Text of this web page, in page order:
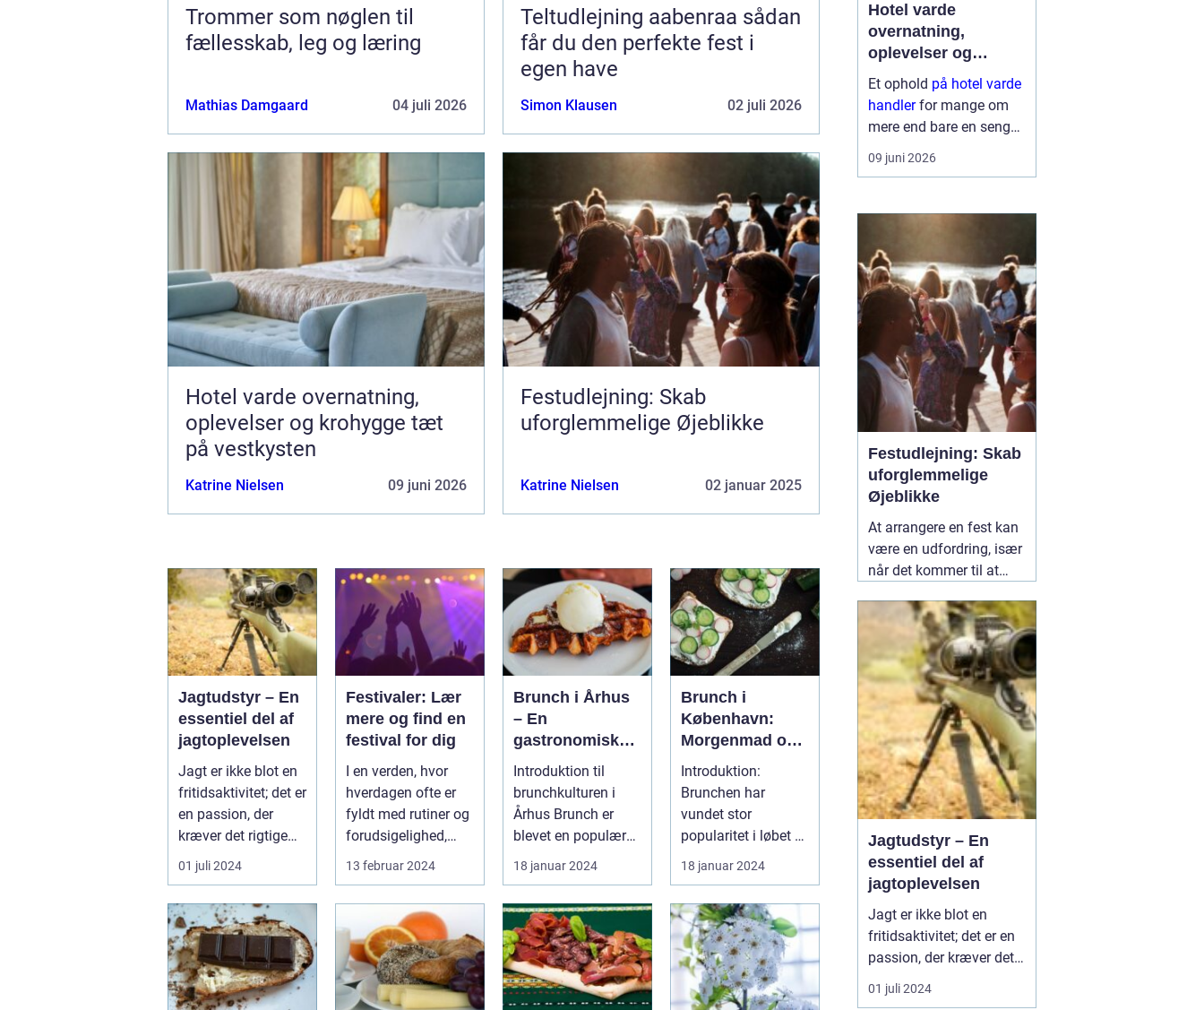
Trommer som nøglen til
fællesskab, leg og læring
Mathias Damgaard 04 juli 2026
Teltudlejning aabenraa sådan
får du den perfekte fest i
egen have
Simon Klausen 02 juli 2026
Hotel varde overnatning,
oplevelser og krohygge tæt
på vestkysten
Katrine Nielsen 09 juni 2026
Festudlejning: Skab
uforglemmelige Øjeblikke
Katrine Nielsen 02 januar 2025
Jagtudstyr – En
essentiel del af
jagtoplevelsen
Jagt er ikke blot en
fritidsaktivitet; det er
en passion, der
kræver det rigtige
udstyr og for...
01 juli 2024
Festivaler: Lær
mere og find en
festival for dig
I en verden, hvor
hverdagen ofte er
fyldt med rutiner og
forudsigelighed,
står festivaler som
13 februar 2024
Brunch i Århus
– En
gastronomisk
rejse gennem
byens bedste
morgenmadssp
ot
Introduktion til
brunchkulturen i
Århus Brunch er
blevet en populær
spiseoplevelse, der
kombinerer ...
18 januar 2024
Brunch i
København:
Morgenmad og
frokost i perfekt
harmoni
Introduktion:
Brunchen har
vundet stor
popularitet i løbet af
de seneste år og
fremstår som en
perfe...
18 januar 2024
Hotel varde
overnatning,
oplevelser og
krohygge tæt på
vestkysten
Et ophold på hotel varde
handlerfor mange om
mere end bare en seng
at sove i. Du får en base
tæt på Vesterhavet,
bylivet i Varde og
området god...
09 juni 2026
Festudlejning: Skab
uforglemmelige
Øjeblikke
At arrangere en fest kan
være en udfordring, især
når det kommer til at
aktiviteter, der vil gøre
dagen mindeværdig for
alle dine gæster.02
januar 2025
Jagtudstyr – En
essentiel del af
jagtoplevelsen
Jagt er ikke blot en
fritidsaktivitet; det er en
passion, der kræver det
rigtige udstyr og
forberedelse. I jagtens
01 juli 2024